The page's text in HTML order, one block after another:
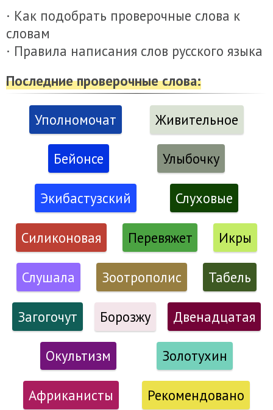
· Как подобрать проверочные слова к
словам
· Правила написания слов русского языка
Последние проверочные слова:
Уполномочат Живительное
Бейонсе Улыбочку
Экибастузский Слуховые
Силиконовая Перевяжет Икры
Слушала Зоотрополис Табель
Загогочут Борозжу Двенадцатая
Окультизм Золотухин
Африканисты Рекомендовано